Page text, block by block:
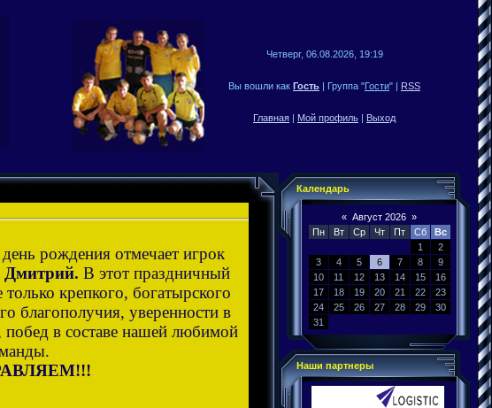
Четверг, 06.08.2026, 19:19
Вы вошли как Гость | Группа "Гости" | RSS
Главная | Мой профиль | Выход
рождения отмечает игрок
Дмитрий. В этот праздничный
только крепкого, богатырского
благополучия, уверенности в
в составе нашей любимой
Календарь
« Август 2026 »
Пн
Вт Ср Чт Пт Сб
Вс
1
2
3
4 5 6 7 8
9
10
11 12 13 14 15
16
17
18 19 20 21 22
23
24
25 26 27 28 29
30
31
Наши партнеры